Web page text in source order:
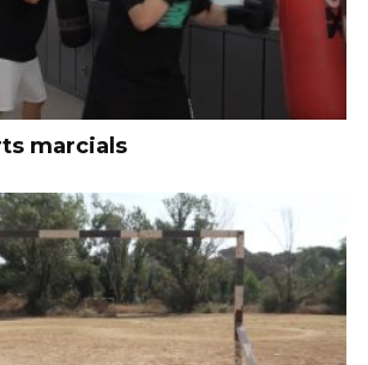
marcials